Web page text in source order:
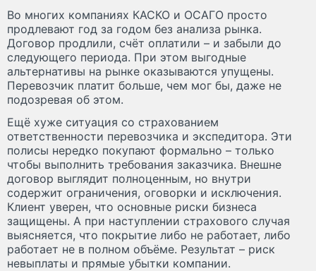
Во многих компаниях КАСКО и ОСАГО просто
продлевают год за годом без анализа рынка.
Договор продлили, счёт оплатили – и забыли до
следующего периода. При этом выгодные
альтернативы на рынке оказываются упущены.
Перевозчик платит больше, чем мог бы, даже не
подозревая об этом.
Ещё хуже ситуация со страхованием
ответственности перевозчика и экспедитора. Эти
полисы нередко покупают формально – только
чтобы выполнить требования заказчика. Внешне
договор выглядит полноценным, но внутри
содержит ограничения, оговорки и исключения.
Клиент уверен, что основные риски бизнеса
защищены. А при наступлении страхового случая
выясняется, что покрытие либо не работает, либо
работает не в полном объёме. Результат – риск
невыплаты и прямые убытки компании.